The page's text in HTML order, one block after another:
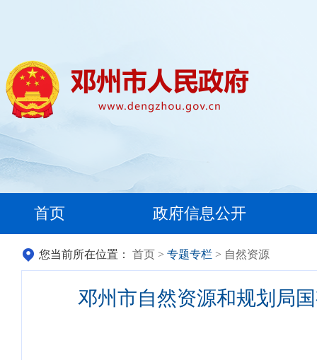
首页 政府信息公开
您当前所在位置： 首页 > 专题专栏 > 自然资源
邓州市自然资源和规划局